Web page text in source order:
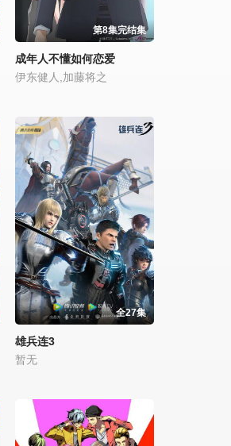
第8集完结集
成年人不懂如何恋爱
伊东健人,加藤将之
全27集
雄兵连3
暂无